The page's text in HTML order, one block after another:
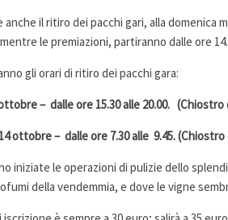
il ritiro dei pacchi gari, alla domenica
le premiazioni, partiranno dalle ore
gli orari di ritiro dei pacchi gara:
– dalle ore 15.30 alle 20.00. (Chiostro
ottobre – dalle ore 7.30 alle 9.45.
iniziate le operazioni di pulizie dello
della vendemmia, e dove le vigne